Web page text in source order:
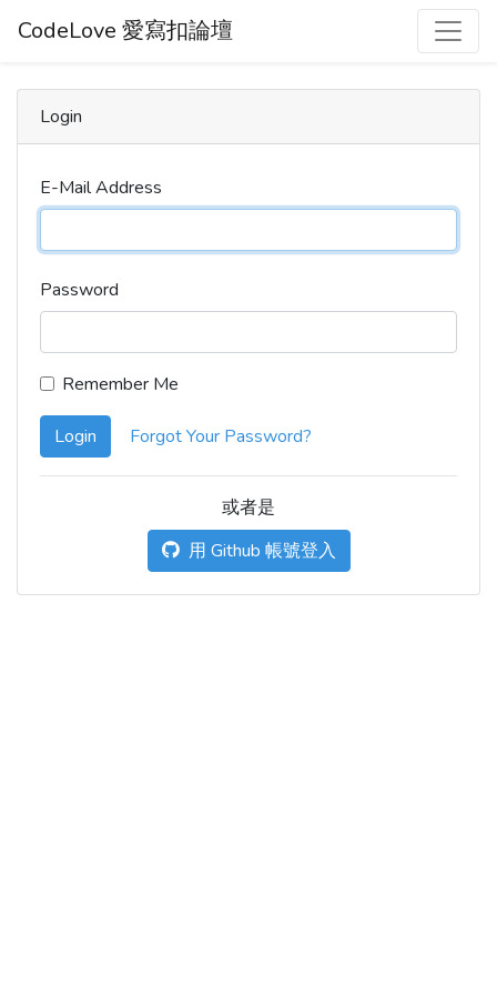
CodeLove 愛寫扣論壇
Login
E-Mail Address
Password
Remember Me
Login Forgot Your Password?
或者是
用 Github 帳號登入